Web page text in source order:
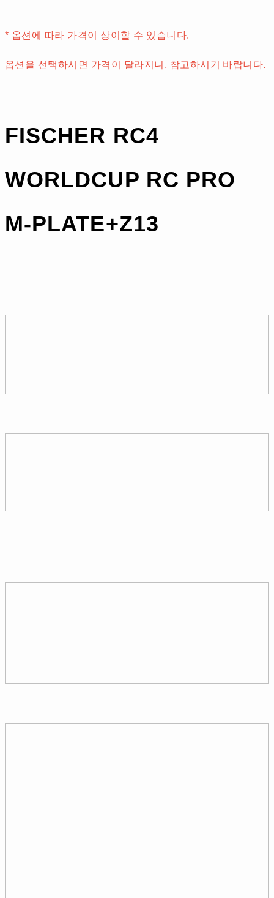
* 옵션에 따라 가격이 상이할 수 있습니다.
옵션을 선택하시면 가격이 달라지니, 참고하시기 바랍니다.
FISCHER RC4
WORLDCUP RC PRO
M-PLATE+Z13